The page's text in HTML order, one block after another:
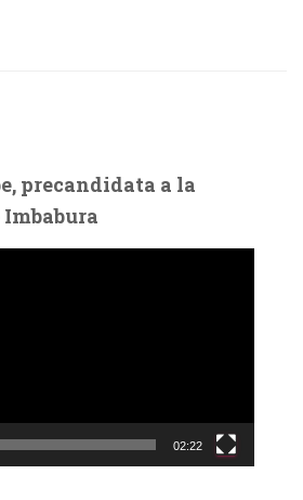
precandidata a la
02:22